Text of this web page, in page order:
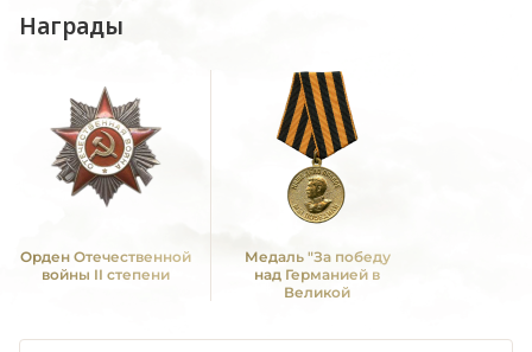
Награды
Орден Отечественной
войны II степени
Медаль "За победу
над Германией в
Великой